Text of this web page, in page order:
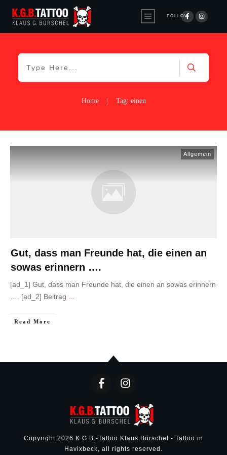
FOLLOW
Home Tag: einen
Allgemein
Gut, dass man Freunde hat, die einen an
sowas erinnern ….
[ad_1] Gut, dass man Freunde hat, die einen an sowas erinnern
…. [ad_2] Beitrag
Read More
Copyright 2026 K.G.B.-Tattoo Klaus Bürschel - Tattoo in
Havixbeck, all rights reserved.